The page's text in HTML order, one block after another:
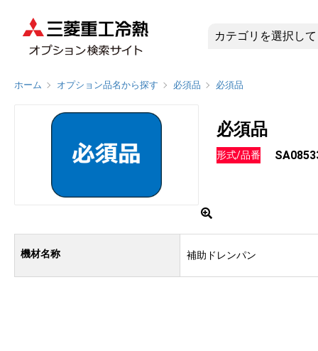
ホーム オプション品名から探す 必須品 必須品
必須品
形式/品番
機材名称 補助ドレンパン